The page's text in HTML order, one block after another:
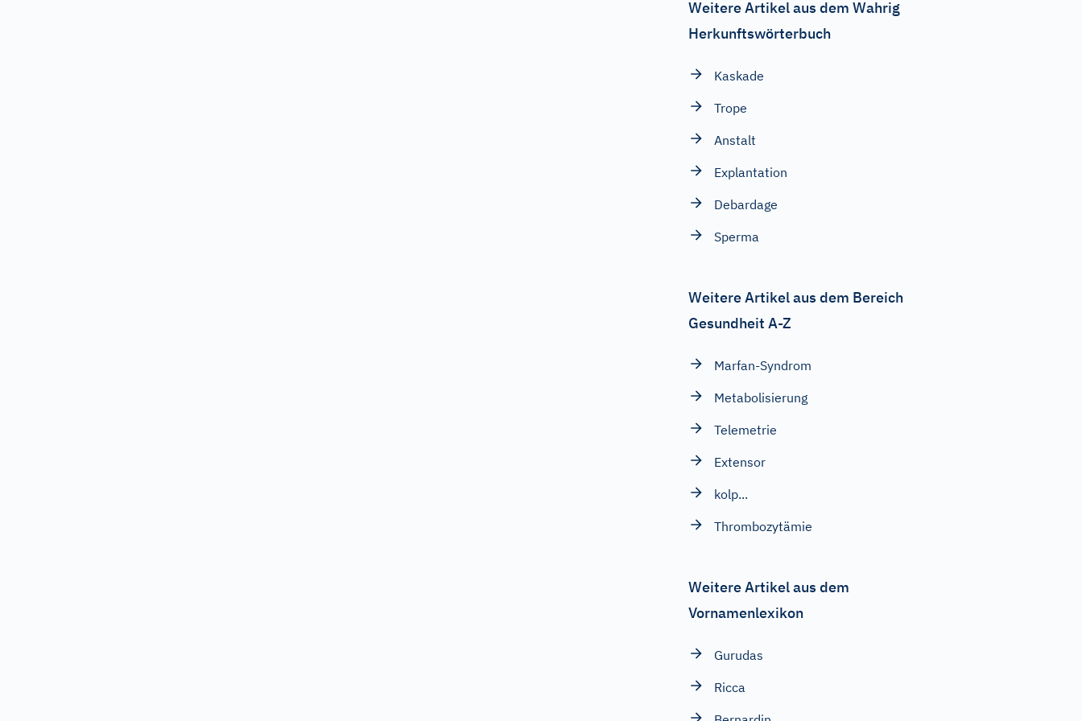
Weitere Artikel aus dem Wahrig
Herkunftswörterbuch
Kaskade
Trope
Anstalt
Explantation
Debardage
Sperma
Weitere Artikel aus dem Bereich
Gesundheit A-Z
Marfan-Syndrom
Metabolisierung
Telemetrie
Extensor
kolp...
Thrombozytämie
Weitere Artikel aus dem
Vornamenlexikon
Gurudas
Ricca